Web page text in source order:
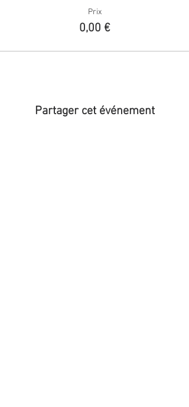
Prix
0,00 €
Partager cet événement